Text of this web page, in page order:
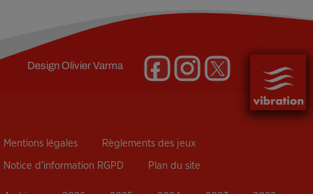
DesignOlivier Varma
Mentions légales Règlements des jeux
Notice d’information RGPD Plan du site